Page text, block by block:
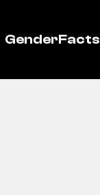
GenderFacts